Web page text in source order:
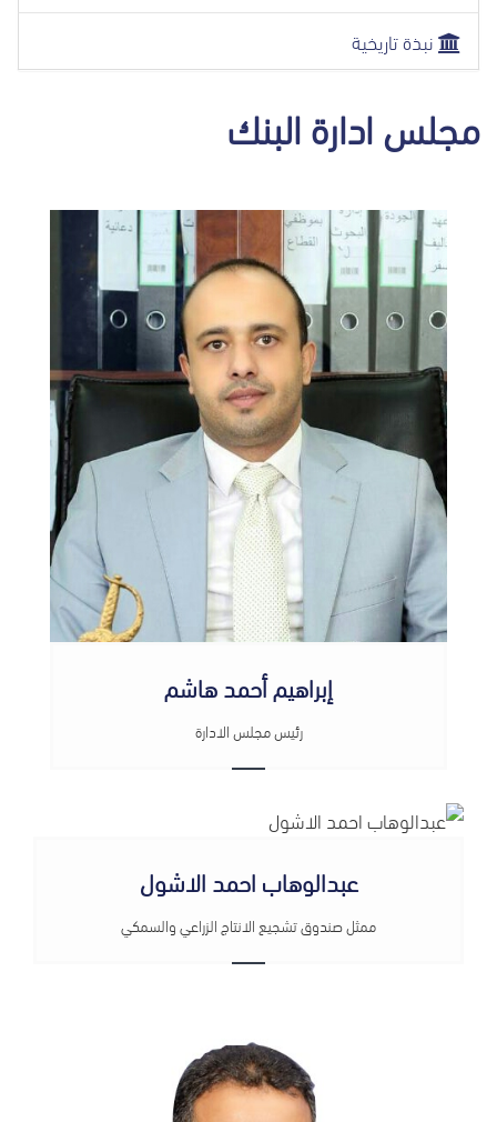
نبذة تاريخية
مجلس ادارة البنك
إبراهيم أحمد هاشم
رئيس مجلس الادارة
عبدالوهاب احمد الاشول
ممثل صندوق تشجيع الانتاج الزراعي والسمكي